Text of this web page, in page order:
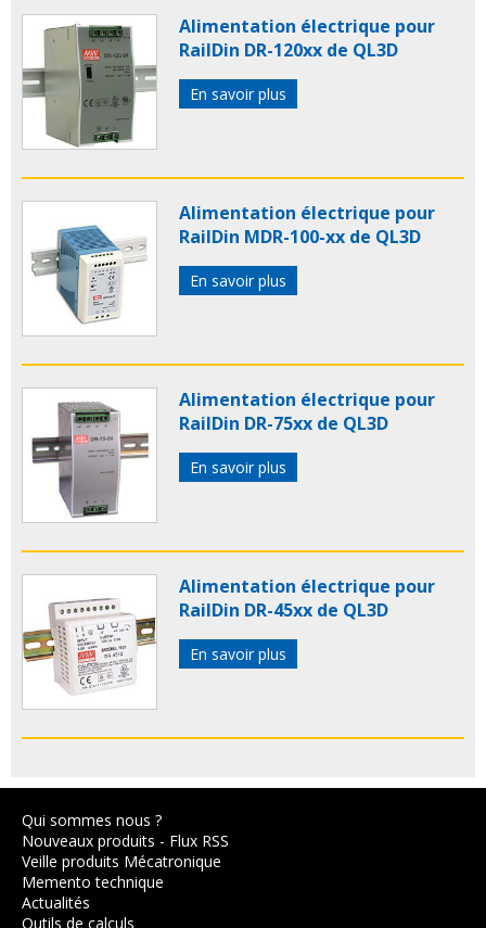
Alimentation électrique pour
RailDin DR-120xx de QL3D
En savoir plus
Alimentation électrique pour
RailDin MDR-100-xx de QL3D
En savoir plus
Alimentation électrique pour
RailDin DR-75xx de QL3D
En savoir plus
Alimentation électrique pour
RailDin DR-45xx de QL3D
En savoir plus
Qui sommes nous ?
Nouveaux produits - Flux RSS
Veille produits Mécatronique
Memento technique
Actualités
Outils de calculs